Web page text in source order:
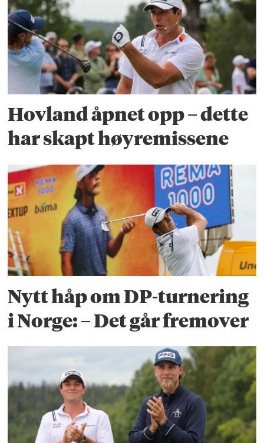
Hovland åpnet opp – dette
har skapt høyremissene
Nytt håp om DP-turnering
i Norge: – Det går fremover